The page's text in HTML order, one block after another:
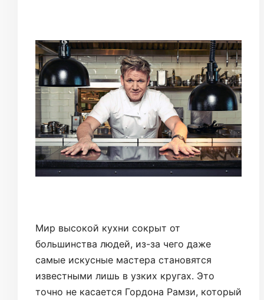
Мир высокой кухни сокрыт от
большинства людей, из-за чего даже
самые искусные мастера становятся
известными лишь в узких кругах. Это
точно не касается Гордона Рамзи, который